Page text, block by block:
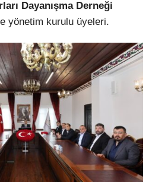
Dayanışma Derneği
yönetim kurulu üyeleri.